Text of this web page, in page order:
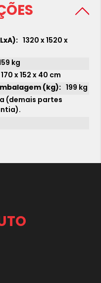
1320 x 1520 x
kg
170 x 152 x 40 cm
199 kg
(demais partes